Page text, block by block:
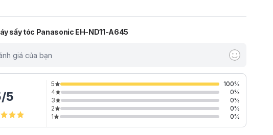
sấy tóc Panasonic EH-ND11-A645
giá của bạn
/5
5 100%
4
0%
3
0%
2
0%
1
0%